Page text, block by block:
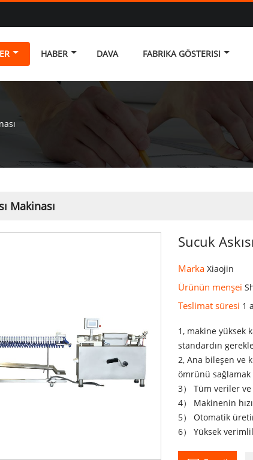
HABER DAVA FABRIKA GÖSTERISI
Makinası
Sucuk
MarkaXiaojin
Ürünün menşei
Teslimat süresi 1
1, makine yüksek
standardın
2, Ana bileşen ve
ömrünü
3） Tüm veriler
4） Makinenin
5） Otomatik
6） Yüksek